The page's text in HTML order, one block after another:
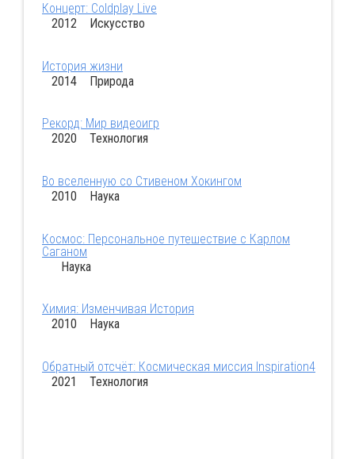
Концерт: Coldplay Live
2012 Искусство
История жизни
2014 Природа
Рекорд: Мир видеоигр
2020 Технология
Во вселенную со Стивеном Хокингом
2010 Наука
Космос: Персональное путешествие с Карлом
Саганом
Наука
Химия: Изменчивая История
2010 Наука
Обратный отсчёт: Космическая миссия Inspiration4
2021 Технология